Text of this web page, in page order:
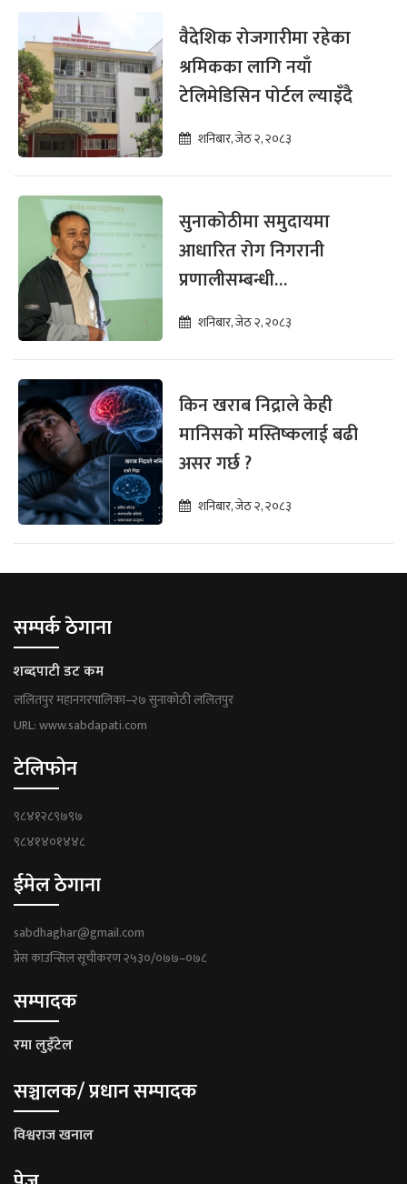
वैदेशिक रोजगारीमा रहेका
श्रमिकका लागि नयाँ
टेलिमेडिसिन पोर्टल ल्याइँदै
शनिबार, जेठ २, २०८३
सुनाकोठीमा समुदायमा
आधारित रोग निगरानी
प्रणालीसम्बन्धी
सरोकारवालाका लागि
अभिमुखीकरण सम्पन्न
शनिबार, जेठ २, २०८३
किन खराब निद्राले केही
मानिसको मस्तिष्कलाई बढी
असर गर्छ ?
शनिबार, जेठ २, २०८३
सम्पर्क ठेगाना
शब्दपाटी डट कम
ललितपुर महानगरपालिका–२७ सुनाकोठी ललितपुर
URL: www.sabdapati.com
टेलिफोन
९८४१२८९७९७
९८४१४०१४४८
ईमेल ठेगाना
sabdhaghar@gmail.com
प्रेस काउन्सिल सूचीकरण २५३०/०७७–०७८
सम्पादक
रमा लुइँटेल
सञ्चालक/ प्रधान सम्पादक
विश्वराज खनाल